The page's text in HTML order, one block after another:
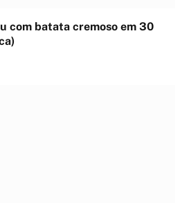
com batata cremoso em 30